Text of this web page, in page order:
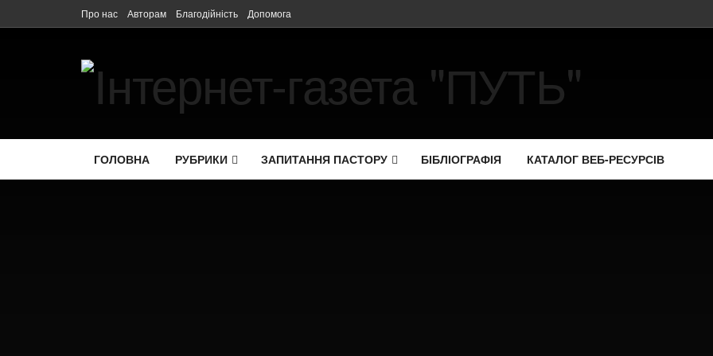
Про нас Авторам Благодійність Допомога
ГОЛОВНА РУБРИКИ ЗАПИТАННЯ ПАСТОРУ БІБЛІОГРАФІЯ КАТАЛОГ ВЕБ-РЕСУРСІВ